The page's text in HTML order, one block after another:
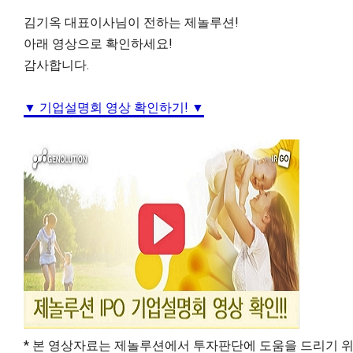
김기옥 대표이사님이 전하는 제놀루션!
아래 영상으로 확인하세요!
감사합니다.
▼ 기업설명회 영상 확인하기! ▼
* 본 영상자료는 제놀루션에서 투자판단에 도움을 드리기